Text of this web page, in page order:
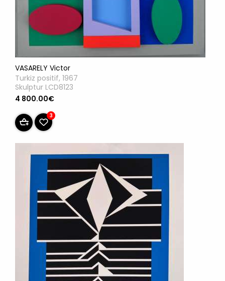
VASARELY Victor
Turkiz positif, 1967
Skulptur LCD8123
4 800.00€
3